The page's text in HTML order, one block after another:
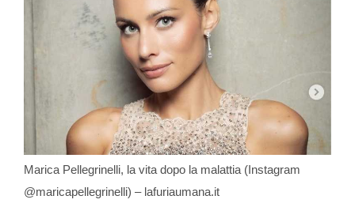
Marica Pellegrinelli, la vita dopo la malattia (Instagram
@maricapellegrinelli) – lafuriaumana.it